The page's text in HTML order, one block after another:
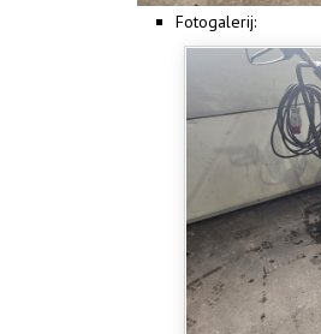
Fotogalerij: